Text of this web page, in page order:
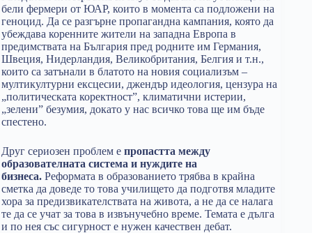
бели фермери от ЮАР, които в момента са подложени на
геноцид. Да се разгърне пропагандна кампания, която да
убеждава коренните жители на западна Европа в
предимствата на България пред родните им Германия,
Швеция, Нидерландия, Великобритания, Белгия и т.н.,
които са затънали в блатото на новия социализъм –
мултикултурни ексцесии, джендър идеология, цензура на
„политическата коректност”, климатични истерии,
„зелени” безумия, докато у нас всичко това ще им бъде
спестено.
Друг сериозен проблем е пропастта между
образователната система и нуждите на
бизнеса. Реформата в образованието трябва в крайна
сметка да доведе то това училището да подготвя младите
хора за предизвикателствата на живота, а не да се налага
те да се учат за това в извънучебно време. Темата е дълга
и по нея със сигурност е нужен качествен дебат.